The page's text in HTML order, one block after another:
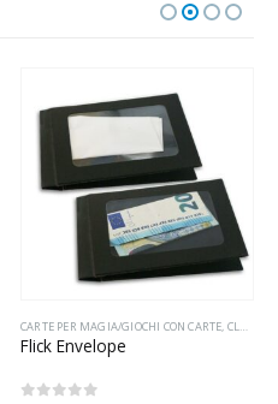
CARTE PER MAGIA/GIOCHI CON CARTE, CLOSE-UP/GIOCHI CON BANCONOTE
Flick Envelope